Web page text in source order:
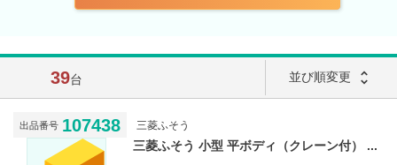
39台 並び順変更 unfold_more
出品番号 107438 三菱ふそう
三菱ふそう 小型 平ボディ（クレーン付） ...